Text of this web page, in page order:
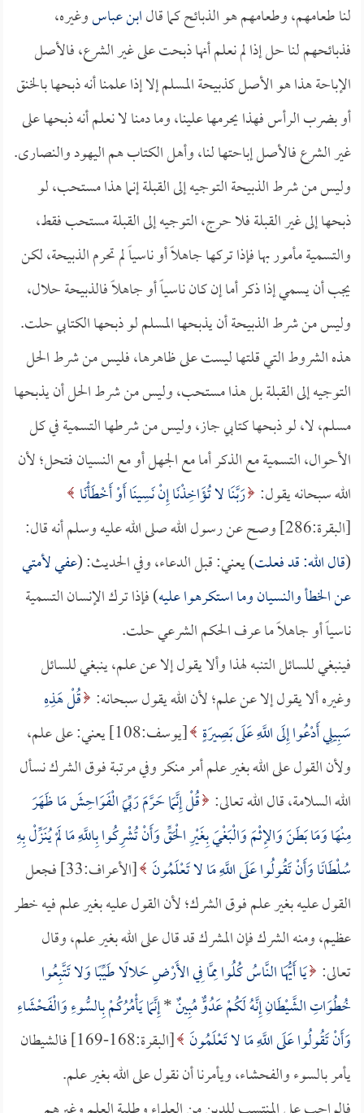
لنا طعامهم، وطعامهم هو الذبائح كما قالابن عباسوغيره،
فذبائحهم لنا حل إذا لم نعلم أنها ذبحت على غير الشرع، فالأصل
الإباحة هذا هو الأصل كذبيحة المسلم إلا إذا علمنا أنه ذبحها بالخنق
أو بضرب الرأس فهذا يحرمها علينا، وما دمنا لا نعلم أنه ذبحها على
غير الشرع فالأصل إباحتها لنا، وأهل الكتاب هم اليهود والنصارى.
وليس من شرط الذبيحة التوجيه إلى القبلة إنما هذا مستحب، لو
ذبحها إلى غير القبلة فلا حرج، التوجيه إلى القبلة مستحب فقط،
والتسمية مأمور بها فإذا تركها جاهلاً أو ناسياً لم تحرم الذبيحة، لكن
يجب أن يسمي إذا ذكر أما إن كان ناسياً أو جاهلاً فالذبيحة حلال،
وليس من شرط الذبيحة أن يذبحها المسلم لو ذبحها الكتابي حلت.
هذه الشروط التي قلتها ليست على ظاهرها، فليس من شرط الحل
التوجيه إلى القبلة بل هذا مستحب، وليس من شرط الحل أن يذبحها
مسلم، لا، لو ذبحها كتابي جاز، وليس من شرطها التسمية في كل
الأحوال، التسمية مع الذكر أما مع الجهل أو مع النسيان فتحل؛ لأن
الله سبحانه يقول: رَبَّنَا لا تُؤَاخِذْنَا إِنْ نَسِينَا أَوْ أَخْطَأْنَا
[البقرة:286] وصح عن رسول الله صلى الله عليه وسلم أنه قال:
(قال الله: قد فعلت) يعني: قبل الدعاء، وفي الحديث: (عفي لأمتي
عن الخطأ والنسيان وما استكرهوا عليه) فإذا ترك الإنسان التسمية
ناسياً أو جاهلاً ما عرف الحكم الشرعي حلت.
فينبغي للسائل التنبه لهذا وألا يقول إلا عن علم، ينبغي للسائل
وغيره ألا يقول إلا عن علم؛ لأن الله يقول سبحانه: قُلْ هَذِهِ
سَبِيلِي أَدْعُوا إِلَى اللَّهِ عَلَى بَصِيرَةٍ
[يوسف:108] يعني: على علم،
ولأن القول على الله بغير علم أمر منكر وفي مرتبة فوق الشرك نسأل
الله السلامة، قال الله تعالى: قُلْ إِنَّمَا حَرَّمَ رَبِّيَ الْفَوَاحِشَ مَا ظَهَرَ
مِنْهَا وَمَا بَطَنَ وَالإِثْمَ وَالْبَغْيَ بِغَيْرِ الْحَقِّ وَأَنْ تُشْرِكُوا بِاللَّهِ مَا لَمْ يُنَزِّلْ بِهِ
سُلْطَانًا وَأَنْ تَقُولُوا عَلَى اللَّهِ مَا لا تَعْلَمُونَ
[الأعراف:33] فجعل
القول عليه بغير علم فوق الشرك؛ لأن القول عليه بغير علم فيه خطر
عظيم، ومنه الشرك فإن المشرك قد قال على الله بغير علم، وقال
تعالى: يَا أَيُّهَا النَّاسُ كُلُوا مِمَّا فِي الأَرْضِ حَلالًا طَيِّبًا وَلا تَتَّبِعُوا
خُطُوَاتِ الشَّيْطَانِ إِنَّهُ لَكُمْ عَدُوٌّ مُبِينٌ*إِنَّمَا يَأْمُرُكُمْ بِالسُّوءِ وَالْفَحْشَاءِ
وَأَنْ تَقُولُوا عَلَى اللَّهِ مَا لا تَعْلَمُونَ
[البقرة:168-169] فالشيطان
يأمر بالسوء والفحشاء، ويأمرنا أن نقول على الله بغير علم.